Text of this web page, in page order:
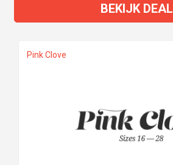
BEKIJK DEAL
Pink Clove